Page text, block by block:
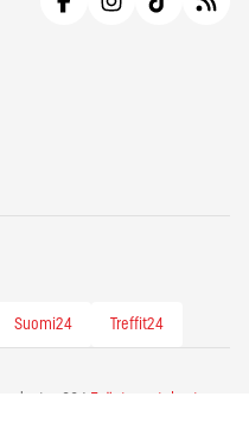
Suomi24 Treffit24